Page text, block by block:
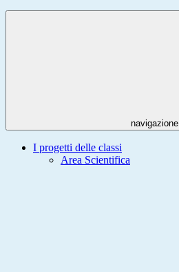
navigazione
I progetti delle classi
Area Scientifica